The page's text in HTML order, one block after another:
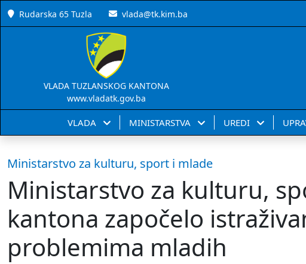
Rudarska 65 Tuzla vlada@tk.kim.ba
VLADA TUZLANSKOG KANTONA
www.vladatk.gov.ba
VLADA MINISTARSTVA UREDI
Ministarstvo za kulturu, sport i mlade
Ministarstvo za kulturu,
kantona započelo
problemima mladih